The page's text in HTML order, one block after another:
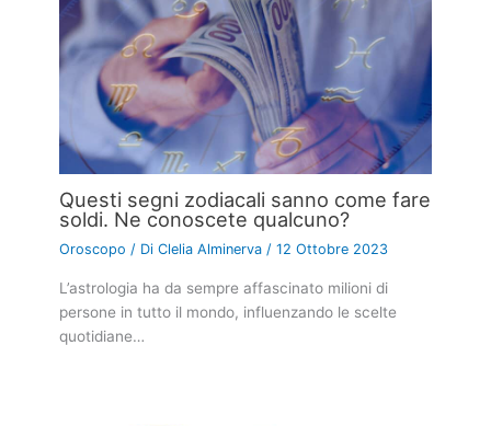
Questi segni zodiacali sanno come fare
soldi. Ne conoscete qualcuno?
Oroscopo / DiClelia Alminerva/12 Ottobre 2023
L’astrologia ha da sempre affascinato milioni di
persone in tutto il mondo, influenzando le scelte
quotidiane…